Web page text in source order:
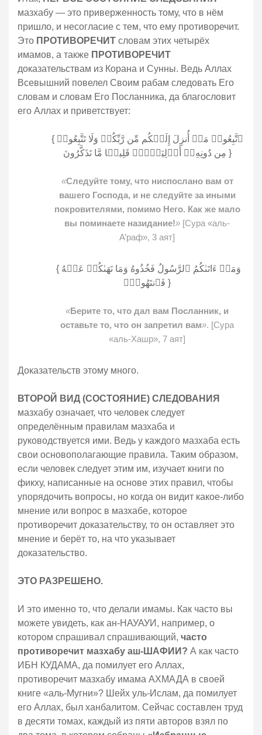
мазхабу — это приверженность тому, что в нём
пришло, и несогласие с тем, что ему противоречит.
Это ПРОТИВОРЕЧИТ словам этих четырёх
имамов, а также ПРОТИВОРЕЧИТ
доказательствам из Корана и Сунны. Ведь Аллах
Всевышний повелел Своим рабам следовать Его
словам и словам Его Посланника, да благословит
его Аллах и приветствует:
{ ٱتَّبِعُوا۟ مَاۤ أُنزِلَ إِلَیۡكُم مِّن رَّبِّكُمۡ وَلَا تَتَّبِعُوا۟
مِن دُونِهِۦۤ أَوۡلِیَاۤءَۗ قَلِیلࣰا مَّا تَذَكَّرُونَ }
«Следуйте тому, что ниспослано вам от
вашего Господа, и не следуйте за иными
покровителями, помимо Него. Как же мало
вы поминаете назидание!» [Сура «аль-
А’раф», 3 аят]
{ وَمَاۤ ءَاتَىٰكُمُ ٱلرَّسُولُ فَخُذُوهُ وَمَا نَهَىٰكُمۡ عَنۡهُ
فَٱنتَهُوا۟ۚ }
«Берите то, что дал вам Посланник, и
оставьте то, что он запретил вам». [Сура
«аль-Хашр», 7 аят]
Доказательств этому много.
ВТОРОЙ ВИД (СОСТОЯНИЕ) СЛЕДОВАНИЯ
мазхабу означает, что человек следует
определённым правилам мазхаба и
руководствуется ими. Ведь у каждого мазхаба есть
свои основополагающие правила. Таким образом,
если человек следует этим им, изучает книги по
фикху, написанные на основе этих правил, чтобы
упорядочить вопросы, но когда он видит какое-либо
мнение или вопрос в мазхабе, которое
противоречит доказательству, то он оставляет это
мнение и берёт то, на что указывает
доказательство.
ЭТО РАЗРЕШЕНО.
И это именно то, что делали имамы. Как часто вы
можете увидеть, как ан-НАУАУИ, например, о
котором спрашивал спрашивающий, часто
противоречит мазхабу аш-ШАФИИ? А как часто
ИБН КУДАМА, да помилует его Аллах,
противоречит мазхабу имама АХМАДА в своей
книге «аль-Мугни»? Шейх уль-Ислам, да помилует
его Аллах, был ханбалитом. Сейчас составлен труд
в десяти томах, каждый из пяти авторов взял по